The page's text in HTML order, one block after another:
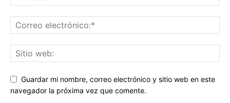
Guardar mi nombre, correo electrónico y sitio web en este
navegador la próxima vez que comente.